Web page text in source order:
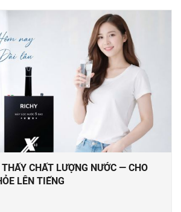
CHẤT LƯỢNG NƯỚC — CHO
LÊN TIẾNG